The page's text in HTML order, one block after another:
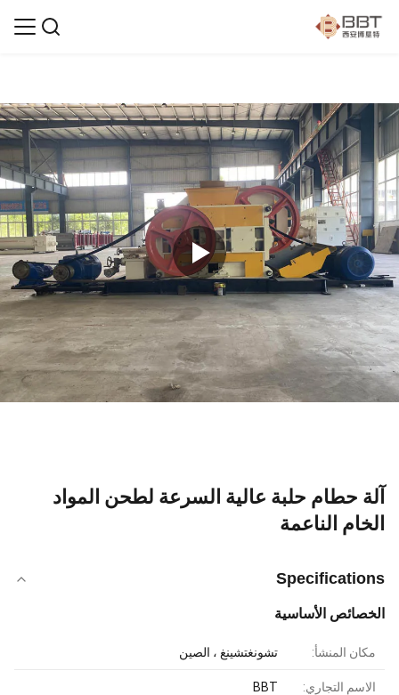
آلة حطام حلبة عالية السرعة لطحن المواد
الخام الناعمة
Specifications
الخصائص الأساسية
مكان المنشأ: تشونغتشينغ ، الصين
الاسم التجاري: BBT